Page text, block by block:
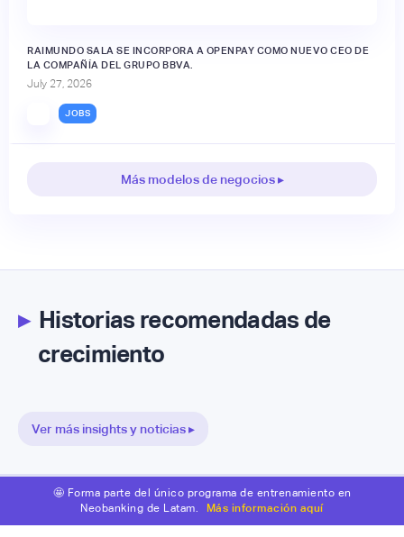
RAIMUNDO SALA SE INCORPORA A OPENPAY COMO NUEVO CEO DE
LA COMPAÑÍA DEL GRUPO BBVA.
July 27, 2026
JOBS
Más modelos de negocios ▸
▸Historias recomendadas de
crecimiento
Ver más insights y noticias ▸
🤩 Forma parte del único programa de entrenamiento en
Neobanking de Latam.
Más información aquí